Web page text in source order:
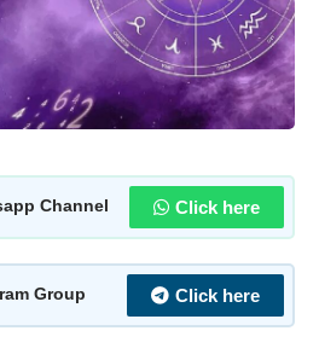
Channel Click here
Group Click here